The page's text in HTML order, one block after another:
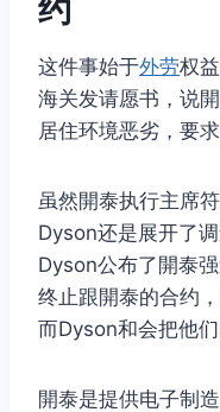
约
这件事始于外劳权
海关发请愿书，说
居住环境恶劣，要
虽然開泰执行主席
Dyson还是展开了
Dyson公布了開泰
终止跟開泰的合约
而Dyson和会把他
開泰是提供电子制